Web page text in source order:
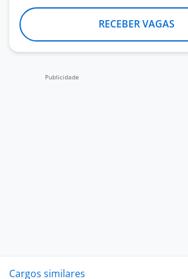
RECEBER VAGAS
Cargos similares